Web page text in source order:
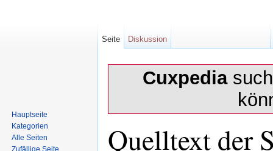
Cuxpedia
Quelltext der
Seite Diskussion
Hauptseite
Kategorien
Alle Seiten
Zufällige Seite